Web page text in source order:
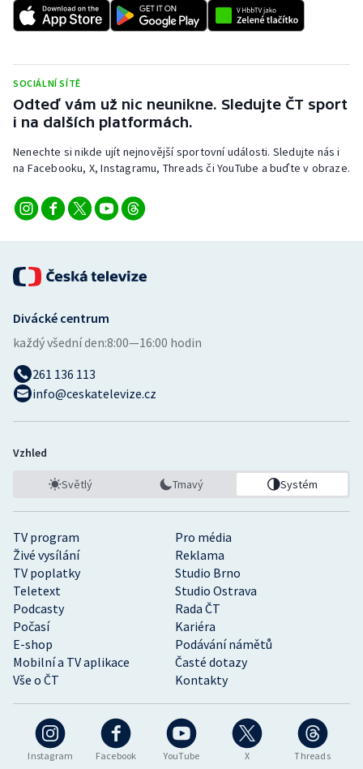
Rychlostní kanoistika
Stolní tenis
Triatlon
Veslování
Volejbal
Ostatní
SOCIÁLNÍ SÍTĚ
Odteď vám už nic neunikne. Sledujte ČT sport
i na dalších platformách.
Nenechte si nikde ujít nejnovější sportovní události. Sledujte nás i
na Facebooku, X, Instagramu, Threads či YouTube a buďte v obraze.
Instagram Facebook YouTube X Threads
TV program
Pro média
Živé vysílání
Reklama
TV poplatky
Studio Brno
Teletext
Studio Ostrava
Podcasty
Rada ČT
Počasí
Kariéra
E-shop
Podávání námětů
Mobilní a TV aplikace
Časté dotazy
Vše o ČT
Kontakty
Divácké centrum
každý všední den:8:00—16:00 hodin
261 136 113
info@ceskatelevize.cz
Vzhled
Světlý Tmavý Systém